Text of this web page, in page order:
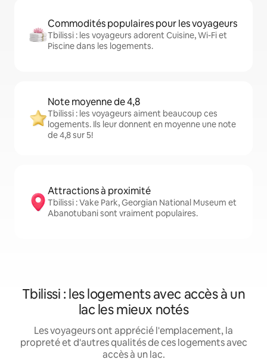
Commodités populaires pour les voyageurs
Tbilissi : les voyageurs adorent Cuisine, Wi-Fi et
Piscine dans les logements.
Note moyenne de 4,8
Tbilissi : les voyageurs aiment beaucoup ces
logements. Ils leur donnent en moyenne une note
de 4,8 sur 5!
Attractions à proximité
Tbilissi : Vake Park, Georgian National Museum et
Abanotubani sont vraiment populaires.
Tbilissi : les logements avec accès à un
lac les mieux notés
Les voyageurs ont apprécié l'emplacement, la
propreté et d'autres qualités de ces logements avec
accès à un lac.